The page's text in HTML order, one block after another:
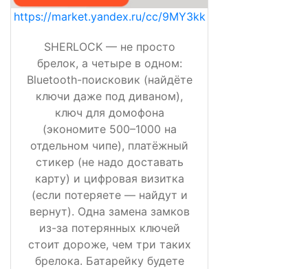
https://market.yandex.ru/cc/9MY3kk
SHERLOCK — не просто
брелок, а четыре в одном:
Bluetooth-поисковик (найдёте
ключи даже под диваном),
ключ для домофона
(экономите 500–1000 на
отдельном чипе), платёжный
стикер (не надо доставать
карту) и цифровая визитка
(если потеряете — найдут и
вернут). Одна замена замков
из-за потерянных ключей
стоит дороже, чем три таких
брелока. Батарейку будете